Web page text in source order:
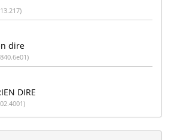
dire
DIRE